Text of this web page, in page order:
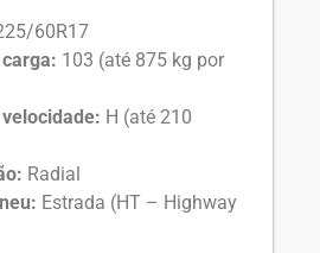
60R17
103 (até 875 kg por
H (até 210
Radial
Estrada (HT – Highway